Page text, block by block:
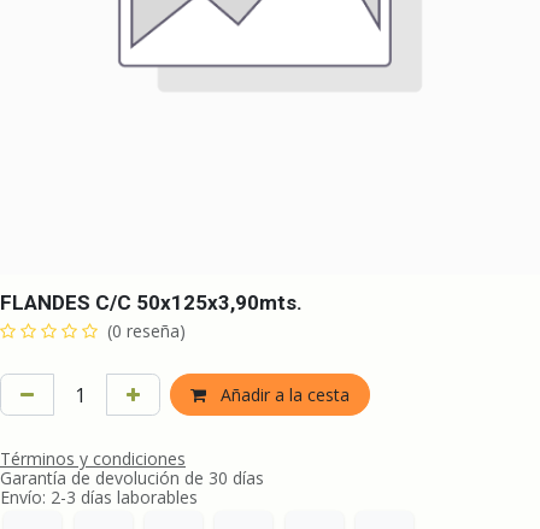
FLANDES C/C 50x125x3,90mts.
(0 reseña)
Añadir a la cesta
Términos y condiciones
Garantía de devolución de 30 días
Envío: 2-3 días laborables